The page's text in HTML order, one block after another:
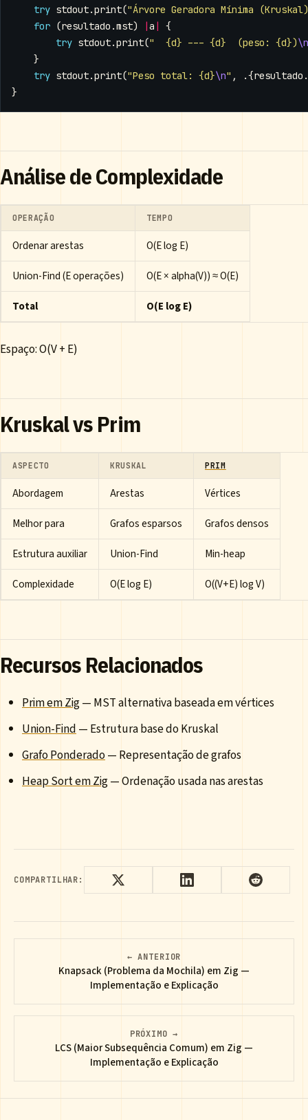
try stdout.print("Árvore Geradora Mínima
for (resultado .mst) |a |
{
try stdout.print("  {d} --- {d}  (peso: {d})\n
}
try stdout.print("Peso total: {d}\n" , .{resultado .
}
Análise de Complexidade
OPERAÇÃO TEMPO
Ordenar arestas
O(E log E)
Union-Find (E operações)
O(E × alpha(V)) ≈ O(E)
Total
O(E log E)
Espaço: O(V + E)
Kruskal vs Prim
ASPECTO KRUSKAL PRIM
Abordagem Arestas
Vértices
Melhor para
Grafos esparsos
Grafos densos
Estrutura auxiliar
Union-Find
Min-heap
Complexidade
O(E log E) O((V+E) log V)
Recursos Relacionados
Prim em Zig— MST alternativa baseada em vértices
Union-Find— Estrutura base do Kruskal
Grafo Ponderado— Representação de grafos
Heap Sort em Zig— Ordenação usada nas arestas
COMPARTILHAR:
← ANTERIOR
Knapsack (Problema da Mochila) em Zig —
Implementação e Explicação
PRÓXIMO →
LCS (Maior Subsequência Comum) em Zig —
Implementação e Explicação